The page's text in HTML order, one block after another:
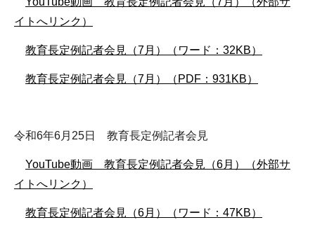
イトへリンク）
教育長定例記者会見（7月）（ワード：32KB）
教育長定例記者会見（7月）（PDF：931KB）
令和6年6月25日 教育長定例記者会見
YouTube動画 教育長定例記者会見（6月）（外部サ
イトへリンク）
教育長定例記者会見（6月）（ワード：47KB）